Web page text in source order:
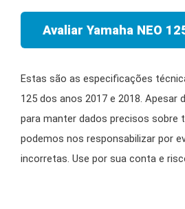
Avaliar Yamaha NEO
Estas são as especificações
125 dos anos 2017 e 2018.
para manter dados precisos sobre
podemos nos responsabilizar por
incorretas. Use por sua conta e